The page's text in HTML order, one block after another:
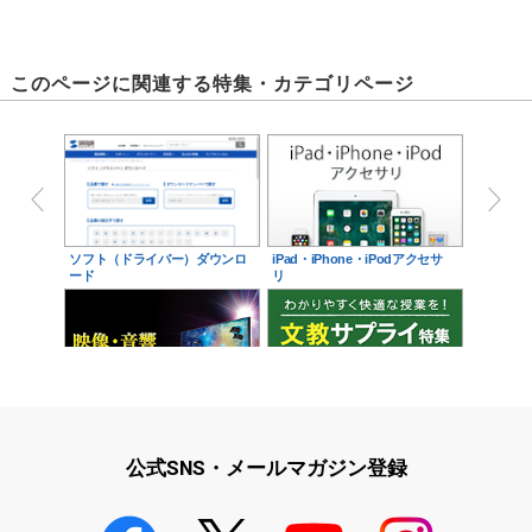
このページに関連する特集・カテゴリページ
ソフト（ドライバー）ダウンロ
ード
iPad・iPhone・iPodアクセサ
リ
公式SNS・メールマガジン登録